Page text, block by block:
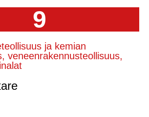
9
ja kemian
veneenrakennusteollisuus,